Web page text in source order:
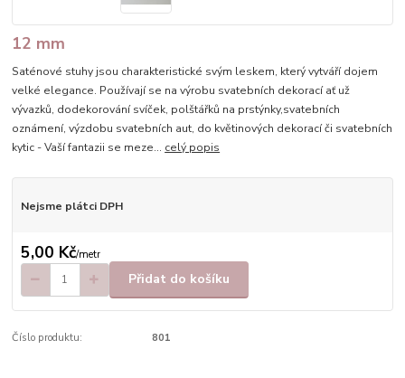
12 mm
Saténové stuhy jsou charakteristické svým leskem, který vytváří dojem
velké elegance. Používají se na výrobu svatebních dekorací ať už
vývazků, dodekorování svíček, polštářků na prstýnky,svatebních
oznámení, výzdobu svatebních aut, do květinových dekorací či svatebních
kytic - Vaší fantazii se meze... celý popis
Nejsme plátci DPH
5,00 Kč/metr
Přidat do košíku
Číslo produktu: 801